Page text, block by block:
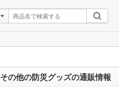
その他の防災グッズの通販情報